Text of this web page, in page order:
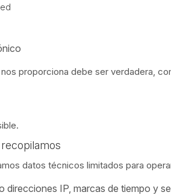
proporciona debe ser verdadera,
datos técnicos limitados para
direcciones IP, marcas de tiempo y